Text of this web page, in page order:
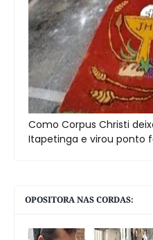
Como Corpus Christi
Itapetinga e virou ponto
OPOSITORA NAS CORDAS: